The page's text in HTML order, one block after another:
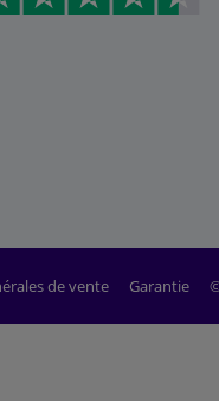
de vente Garantie